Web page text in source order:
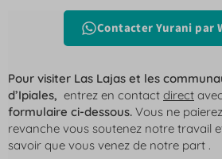
Contacter Yurani par
Pour visiter Las Lajas et les
d’Ipiales, entrez en contact direct
formulaire ci-dessous. Vous ne
revanche vous soutenez notre travail
savoir que vous venez de notre part .